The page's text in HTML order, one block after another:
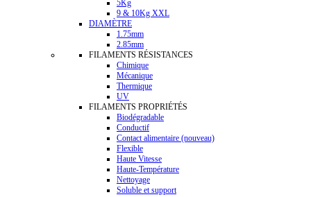
5Kg
9 & 10Kg XXL
DIAMÈTRE
1.75mm
2.85mm
FILAMENTS RÉSISTANCES
Chimique
Mécanique
Thermique
UV
FILAMENTS PROPRIÉTÉS
Biodégradable
Conductif
Contact alimentaire (nouveau)
Flexible
Haute Vitesse
Haute-Température
Nettoyage
Soluble et support